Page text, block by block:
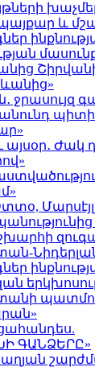
և
ջրասույզ
անունդ պիտի
այսօր․ Ժակ
ԳԱՆՁԵՐԸ»